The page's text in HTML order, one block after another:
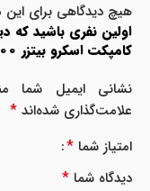
هیچ دیدگاهی برای
اولین نفری باشید که
کامپکت اسکرو بیتزر 300 اسب مدل CSH9593-300y-40D”
نشانی ایمیل شما
علامت‌گذاری شده‌اند *
امتیاز شما *
دیدگاه شما *